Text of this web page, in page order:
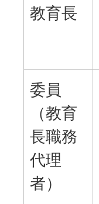
教育長
委員
（教育
長職務
代理
者）